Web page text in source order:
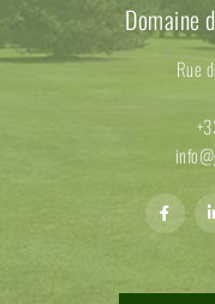
Domaine
Rue